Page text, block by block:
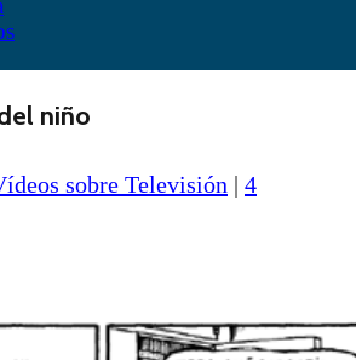
niño
sobre Televisión | 4